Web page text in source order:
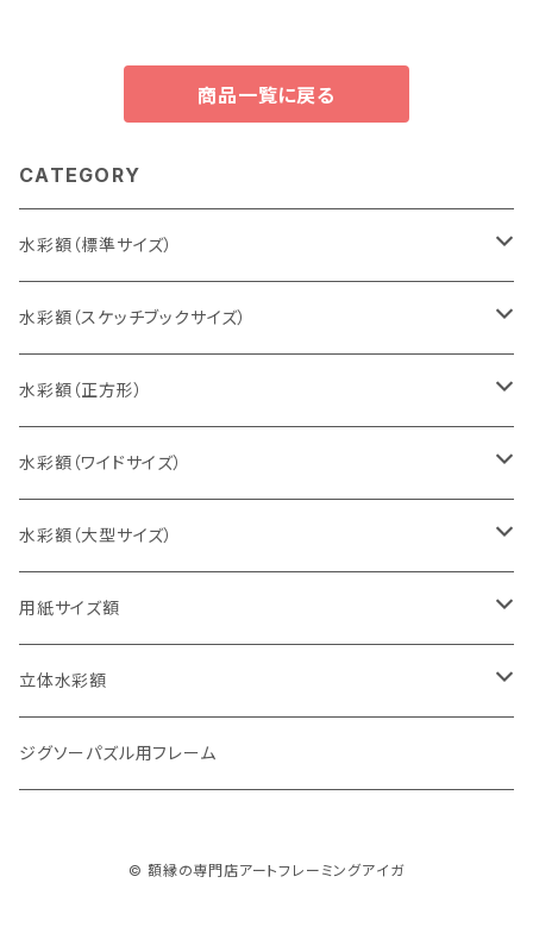
商品一覧に戻る
CATEGORY
水彩額（標準サイズ）
インチ判（203×254ミリ）
八切判（242×303ミリ）
太子判（288×379ミリ）
四切判（348×424ミリ）
大衣判（394×509ミリ）
半切判（424×545ミリ）
三三判（455×606ミリ）
水彩額（スケッチブックサイズ）
スケッチ4Ｆ（352×443ミリ）
スケッチ6Ｆ（458×550ミリ）
スケッチ8Ｆ（520×595ミリ）
スケッチ10Ｆ（595×670ミリ）
水彩額（正方形）
10cm正方形（100×100ミリ）
15cm正方形（150×150ミリ）
20cm正方形（200×200ミリ）
25cm正方形（250×250ミリ）
30cm正方形（300×300ミリ）
水彩額（ワイドサイズ）
15×30cm
20×40cm
25×50cm
30×60cm
水彩額（大型サイズ）
大判（660×850ミリ）
MO判（693×893ミリ）
特全判（780×1050ミリ）
用紙サイズ額
B5判（182×257ミリ）
A4判（210×297ミリ）
立体水彩額
インチ判（203×254ミリ）
ジグソーパズル用フレーム
© 額縁の専門店アートフレーミングアイガ